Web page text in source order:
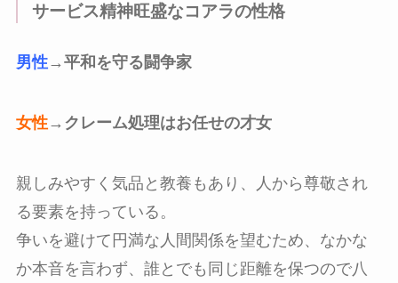
サービス精神旺盛なコアラの性格
男性→平和を守る闘争家
女性→クレーム処理はお任せの才女
親しみやすく気品と教養もあり、人から尊敬され
る要素を持っている。
争いを避けて円満な人間関係を望むため、なかな
か本音を言わず、誰とでも同じ距離を保つので八